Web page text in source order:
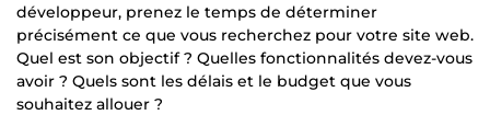
développeur, prenez le temps de déterminer
précisément ce que vous recherchez pour votre site web.
Quel est son objectif ? Quelles fonctionnalités devez-vous
avoir ? Quels sont les délais et le budget que vous
souhaitez allouer ?